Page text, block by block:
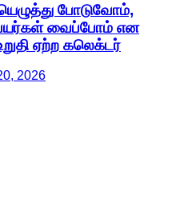
போடுவோம்,
வைப்போம் என
ஏற்ற கலெக்டர்
2026